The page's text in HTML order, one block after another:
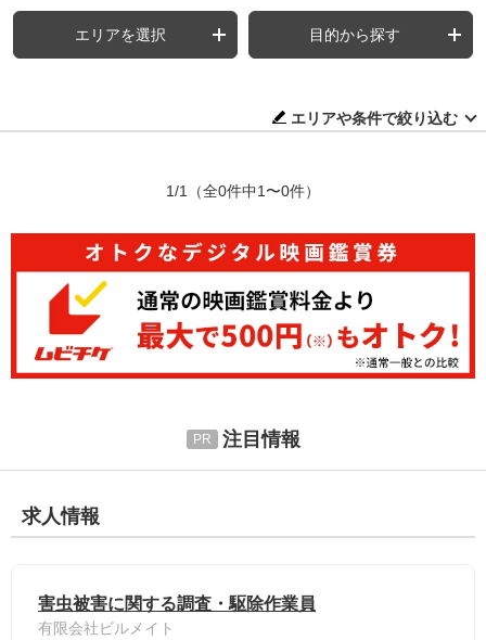
エリアを選択 目的から探す
エリアや条件で絞り込む
1/1 （全0件中1〜0件）
注目情報
求人情報
害虫被害に関する調査・駆除作業員
有限会社ビルメイト